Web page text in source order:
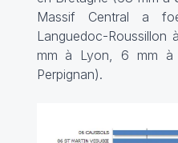
Massif Central a
Languedoc-Roussillon
mm à Lyon, 6 mm à
Perpignan).